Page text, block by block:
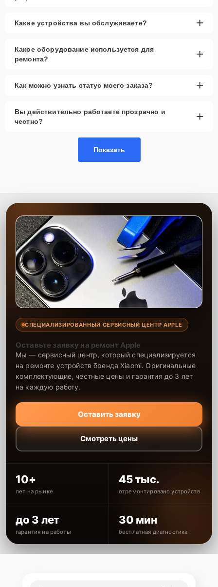
Какие устройства вы обслуживаете? +
Какое оборудование используется для
ремонта?
+
Как можно узнать статус моего заказа? +
Вы действительно работаете прозрачно и
честно?
+
Показать
СПЕЦИАЛИЗИРОВАННЫЙ СЕРВИСНЫЙ ЦЕНТР APPLE
Оставьте заявку на ремонт Apple
Мы — сервисный центр, который специализируется
на ремонте устройств бренда Xiaomi. Оригинальные
комплектующие, честные цены и гарантия до 3 лет
на каждую работу.
Оставить заявку
Смотреть цены
10+
лет на рынке
45 тыс.
отремонтировано устройств
до 3 лет
гарантия на работы
30 мин
бесплатная диагностика